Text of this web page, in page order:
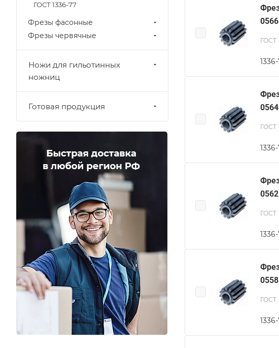
0566
ГОСТ
0564
ГОСТ
0562
ГОСТ
0558
ГОСТ
ГОСТ 1336-77
Фрезы фасонные
Фрезы червячные
Ножи для гильотинных
ножниц
Готовая продукция